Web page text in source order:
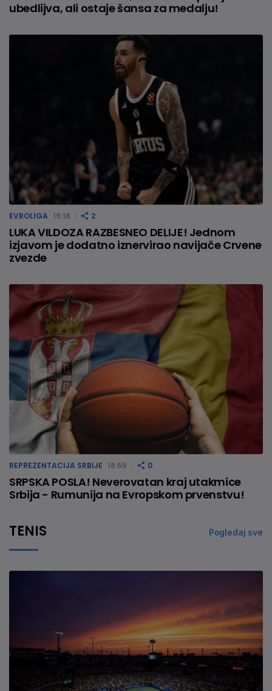
ubedlijva, ali ostaje šansa za medalju!
EVROLIGA 19:18 2
LUKA VILDOZA RAZBESNEO DELIJE! Jednom
izjavom je dodatno iznervirao navijače Crvene
zvezde
REPREZENTACIJA SRBIJE 18:55 0
SRPSKA POSLA! Neverovatan kraj utakmice
Srbija - Rumunija na Evropskom prvenstvu!
TENIS Pogledaj sve